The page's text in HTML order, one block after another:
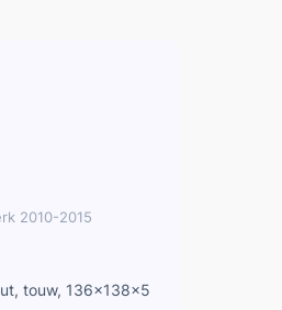
2010-2015
touw, 136x138x5